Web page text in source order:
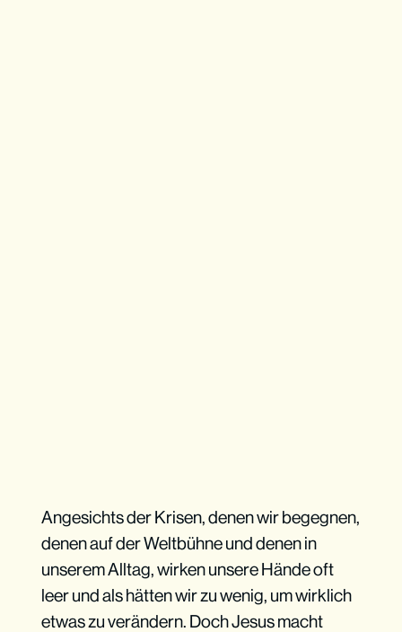
Angesichts der Krisen, denen wir begegnen,
denen auf der Weltbühne und denen in
unserem Alltag, wirken unsere Hände oft
leer und als hätten wir zu wenig, um wirklich
etwas zu verändern. Doch Jesus macht